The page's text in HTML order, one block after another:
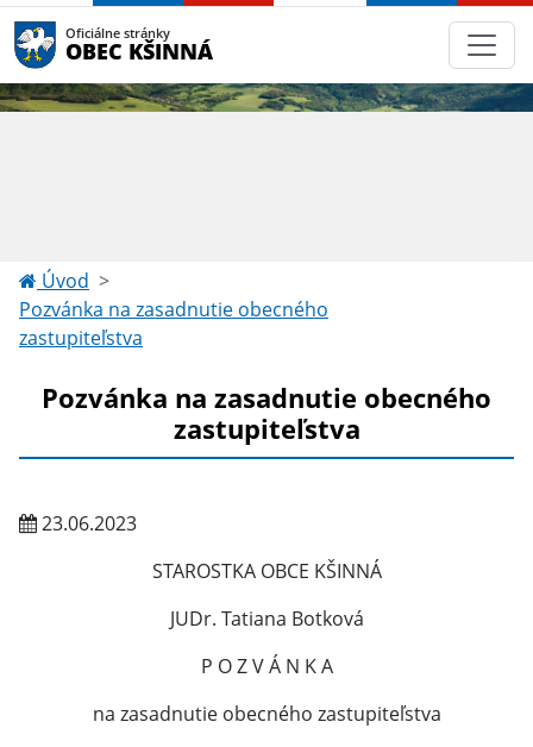
Oficiálne stránky
OBEC KŠINNÁ
Úvod
Pozvánka na zasadnutie obecného
zastupiteľstva
Pozvánka na zasadnutie obecného
zastupiteľstva
23.06.2023
STAROSTKA OBCE KŠINNÁ
JUDr. Tatiana Botková
P O Z V Á N K A
na zasadnutie obecného zastupiteľstva